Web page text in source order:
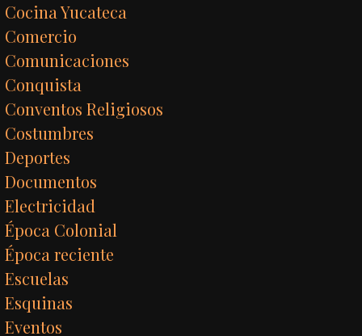
Cocina Yucateca
Comercio
Comunicaciones
Conquista
Conventos Religiosos
Costumbres
Deportes
Documentos
Electricidad
Época Colonial
Época reciente
Escuelas
Esquinas
Eventos